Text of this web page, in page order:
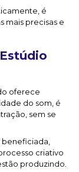
é
mais precisas e
oferece
do som, é
sem se
criativo
produzindo.